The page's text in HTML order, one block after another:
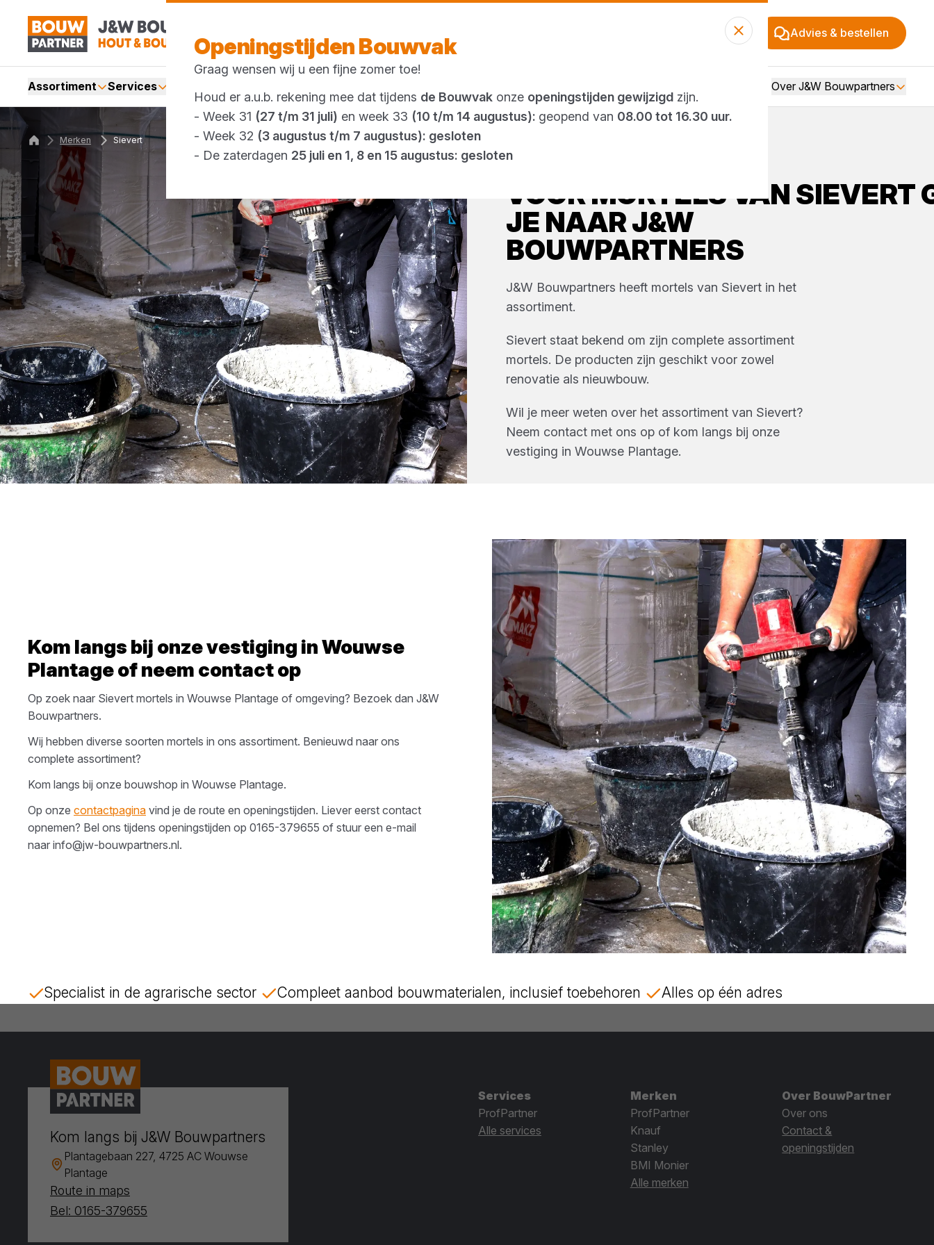
Advies & bestellen
Assortiment Services Over J&W Bouwpartners
VOORMORTELS VAN SIEVERT
JE NAARJ&W
BOUWPARTNERS
J&W Bouwpartners heeft mortels van Sievert in het
assortiment.
Sievert staat bekend om zijn complete assortiment
mortels. De producten zijn geschikt voor zowel
renovatie als nieuwbouw.
Wil je meer weten over het assortiment van Sievert?
Neem contact met ons op of kom langs bij onze
vestiging in Wouwse Plantage.
Merken Sievert
Kom langs bij onze vestiging inWouwse
Plantageof neem contact op
Op zoek naar Sievert mortels in Wouwse Plantage of omgeving? Bezoek dan J&W
Bouwpartners.
Wij hebben diverse soorten mortels in ons assortiment. Benieuwd naar ons
complete assortiment?
Kom langs bij onze bouwshop in Wouwse Plantage.
Op onze contactpagina vind je de route en openingstijden. Liever eerst contact
opnemen? Bel ons tijdens openingstijden op 0165-379655 of stuur een e-mail
naar info@jw-bouwpartners.nl.
Specialist in de agrarische sector Compleet aanbod bouwmaterialen, inclusief toebehoren Alles op één adres
Openingstijden Bouwvak
Graag wensen wij u een fijne zomer toe!
Houd er a.u.b. rekening mee dat tijdens de Bouwvak onze openingstijden gewijzigd zijn.
- Week 31 (27 t/m 31 juli) en week 33 (10 t/m 14 augustus): geopend van 08.00 tot 16.30 uur.
- Week 32 (3 augustus t/m 7 augustus): gesloten
- De zaterdagen 25 juli en 1, 8 en 15 augustus: gesloten
Kom langs bij J&W Bouwpartners
Plantagebaan 227, 4725 AC Wouwse
Plantage
Route in maps
Bel: 0165-379655
Services
ProfPartner
Alle services
Merken
ProfPartner
Knauf
Stanley
BMI Monier
Alle merken
Over BouwPartner
Over ons
Contact &
openingstijden